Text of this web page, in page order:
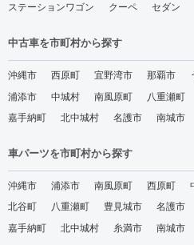
ステーションワゴン
クーペ セダン
中古車を市町村から探す
沖縄市 西原町 宜野湾市 那覇市
浦添市
中城村 南風原町 八重瀬町
嘉手納町
北中城村 名護市 南城市
車パーツを市町村から探す
沖縄市 浦添市 南風原町 西原町
北谷町
八重瀬町 豊見城市 名護市
嘉手納町
北中城村 糸満市 南城市